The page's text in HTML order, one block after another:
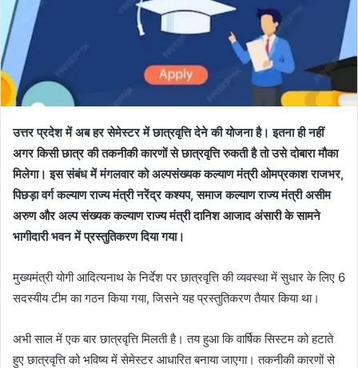
उत्तर प्रदेश में अब हर सेमेस्टर में छात्रवृत्ति देने की योजना है। इतना ही नहीं
अगर किसी छात्र की तकनीकी कारणों से छात्रवृत्ति रुकती है तो उसे दोबारा मौका
मिलेगा। इस संबंध में मंगलवार को अल्पसंख्यक कल्याण मंत्री ओमप्रकाश राजभर,
पिछड़ा वर्ग कल्याण राज्य मंत्री नरेंद्र कश्यप, समाज कल्याण राज्य मंत्री असीम
अरुण और अल्प संख्यक कल्याण राज्य मंत्री दानिश आजाद अंसारी के सामने
भागीदारी भवन में प्रस्तुतिकरण दिया गया।
मुख्यमंत्री योगी आदित्यनाथ के निर्देश पर छात्रवृत्ति की व्यवस्था में सुधार के लिए 6
सदस्यीय टीम का गठन किया गया, जिसने यह प्रस्तुतिकरण तैयार किया था।
अभी साल में एक बार छात्रवृत्ति मिलती है। तय हुआ कि वार्षिक सिस्टम को हटाते
हुए छात्रवृत्ति को भविष्य में सेमेस्टर आधारित बनाया जाएगा। तकनीकी कारणों से